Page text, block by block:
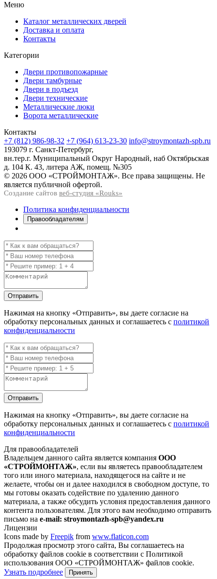
Меню
Каталог металлических дверей
Доставка и оплата
Контакты
Категории
Двери противопожарные
Двери тамбурные
Двери в подъезд
Двери технические
Металлические люки
Ворота металлические
Контакты
+7 (812) 986-98-32 +7 (964) 613-23-30 info@stroymontazh-spb.ru
193079 г. Санкт-Петербург,
вн.тер.г. Муниципальный Округ Народный, наб Октябрьская
д. 104 К. 43, литера АЖ, помещ. №305
© 2026 ООО «СТРОЙМОНТАЖ». Все права защищены. Не
является публичной офертой.
Создание сайтов веб-студия «Rouks»
Политика конфиденциальности
Правообладателям
Отправить
Нажимая на кнопку «Отправить», вы даете согласие на
обработку персональных данных и соглашаетесь с политикой
конфиденциальности
Отправить
Нажимая на кнопку «Отправить», вы даете согласие на
обработку персональных данных и соглашаетесь с политикой
конфиденциальности
Для правообладателей
Владельцем данного сайта является компания ООО
«СТРОЙМОНТАЖ», если вы являетесь правообладателем
того или иного материала, находящегося на сайте и не
желаете, чтобы он и далее находился в свободном доступе, то
мы готовы оказать содействие по удалению данного
материала, а также обсудить условия предоставления данного
контента пользователям. Для этого вам необходимо отправить
письмо на e-mail: stroymontazh-spb@yandex.ru
Лицензии
Icons made by Freepik from www.flaticon.com
Продолжая просмотр этого сайта, Вы соглашаетесь на
обработку файлов cookie в соответствии с Политикой
использования ООО «СТРОЙМОНТАЖ» файлов cookie.
Узнать подробнее
Принять